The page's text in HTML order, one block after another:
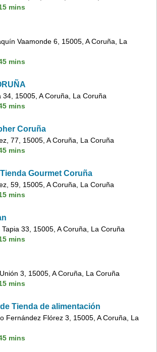
mins
Vaamonde 6, 15005, A Coruña, La
mins
34, 15005, A Coruña, La Coruña
mins
Coruña
77, 15005, A Coruña, La Coruña
mins
Gourmet Coruña
59, 15005, A Coruña, La Coruña
mins
33, 15005, A Coruña, La Coruña
mins
3, 15005, A Coruña, La Coruña
mins
Tienda de alimentación
Fernández Flórez 3, 15005, A Coruña, La
mins